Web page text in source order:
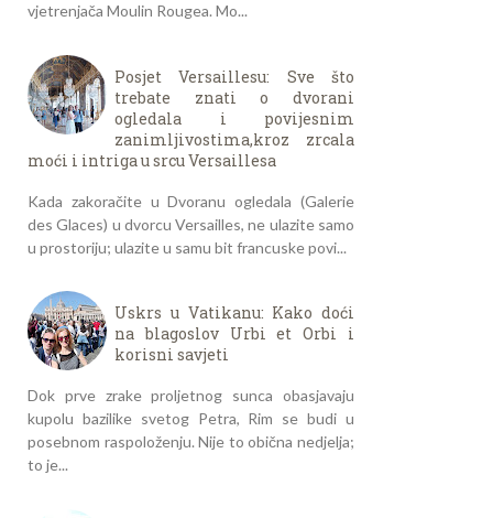
vjetrenjača Moulin Rougea. Mo...
Posjet Versaillesu: Sve što
trebate znati o dvorani
ogledala i povijesnim
zanimljivostima,kroz zrcala
moći i intriga u srcu Versaillesa
Kada zakoračite u Dvoranu ogledala (Galerie
des Glaces) u dvorcu Versailles, ne ulazite samo
u prostoriju; ulazite u samu bit francuske povi...
Uskrs u Vatikanu: Kako doći
na blagoslov Urbi et Orbi i
korisni savjeti
Dok prve zrake proljetnog sunca obasjavaju
kupolu bazilike svetog Petra, Rim se budi u
posebnom raspoloženju. Nije to obična nedjelja;
to je...